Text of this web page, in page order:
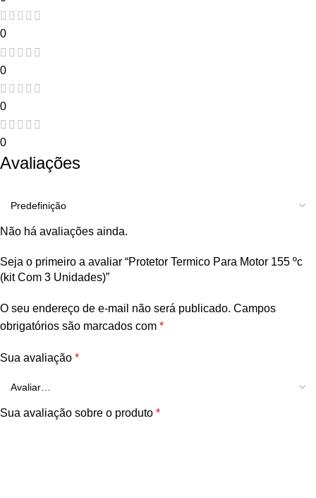
0
0
0
0
Avaliações
Não há avaliações ainda.
Seja o primeiro a avaliar “Protetor Termico Para Motor 155 ºc
(kit Com 3 Unidades)”
O seu endereço de e-mail não será publicado. Campos
obrigatórios são marcados com *
Sua avaliação *
Sua avaliação sobre o produto *